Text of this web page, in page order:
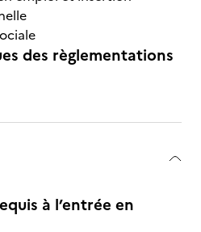
des règlementations
à l’entrée en